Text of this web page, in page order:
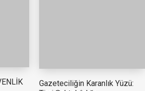
Gazeteciliğin Karanlık Yüzü: